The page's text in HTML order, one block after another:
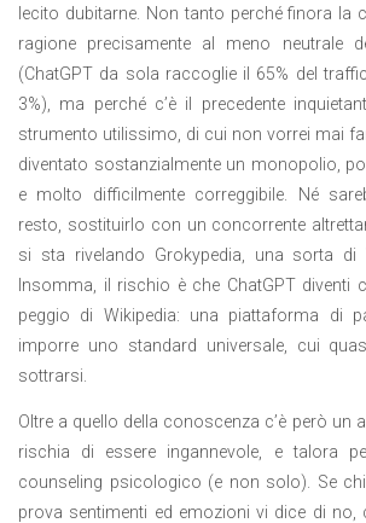
lecito dubitarne. Non tanto perché finora la
ragione precisamente al meno neutrale
(ChatGPT da sola raccoglie il 65% del
3%), ma perché c’è il precedente
strumento utilissimo, di cui non vorrei mai
diventato sostanzialmente un monopolio,
e molto difficilmente correggibile. Né
resto, sostituirlo con un concorrente
si sta rivelando Grokypedia, una sorta di
Insomma, il rischio è che ChatGPT diventi
peggio di Wikipedia: una piattaforma di
imporre uno standard universale, cui
sottrarsi.
Oltre a quello della conoscenza c’è però un
rischia di essere ingannevole, e talora
counseling psicologico (e non solo). Se
prova sentimenti ed emozioni vi dice di